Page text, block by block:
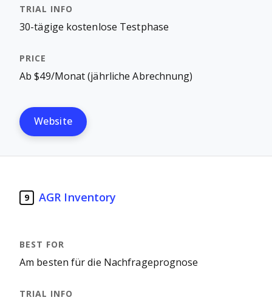
30-tägige kostenlose Testphase
Ab $49/Monat (jährliche Abrechnung)
Website
9 AGR Inventory
Am besten für die Nachfrageprognose